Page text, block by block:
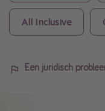
All Inclusive
Een juridisch